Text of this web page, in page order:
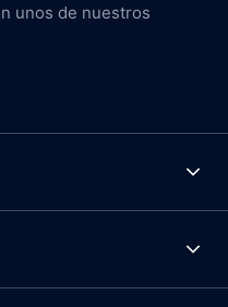
unos de nuestros